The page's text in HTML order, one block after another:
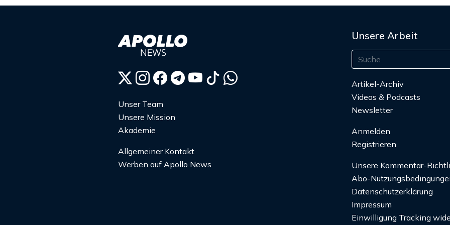
Unser Team
Unsere Mission
Akademie
Allgemeiner Kontakt
Werben auf Apollo News
Unsere Arbeit
Artikel-Archiv
Videos & Podcasts
Newsletter
Anmelden
Registrieren
Unsere Kommentar-
Abo-
Datenschutzerklärung
Impressum
Einwilligung Tracking